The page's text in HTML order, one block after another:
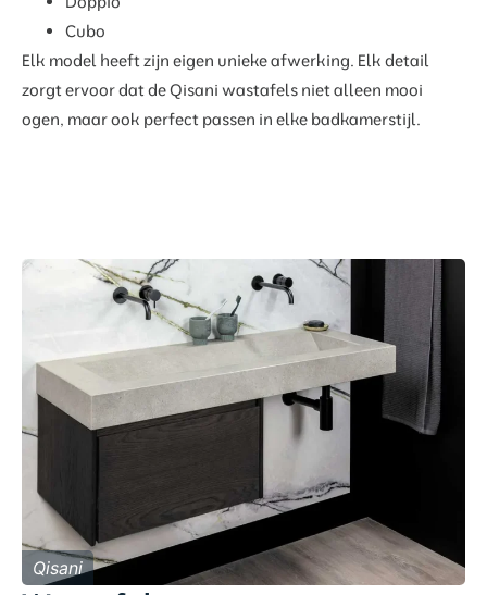
Cubo
Elk model heeft zijn eigen unieke afwerking. Elk detail
zorgt ervoor dat de Qisani wastafels niet alleen mooi
ogen, maar ook perfect passen in elke badkamerstijl.
Qisani